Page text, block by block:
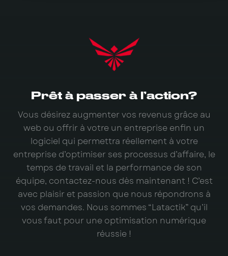
Prêt à passer à l’action?
Vous désirez augmenter vos revenus grâce au
web ou offrir à votre un entreprise enfin un
logiciel qui permettra réellement à votre
entreprise d’optimiser ses processus d’affaire, le
temps de travail et la performance de son
équipe, contactez-nous dès maintenant ! C’est
avec plaisir et passion que nous répondrons à
vos demandes. Nous sommes “Latactik” qu’il
vous faut pour une optimisation numérique
réussie !